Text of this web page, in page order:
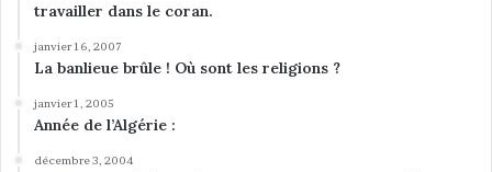
travailler dans le coran.
janvier 16, 2007
La banlieue brûle ! Où sont les religions ?
janvier 1, 2005
Année de l’Algérie :
décembre 3, 2004